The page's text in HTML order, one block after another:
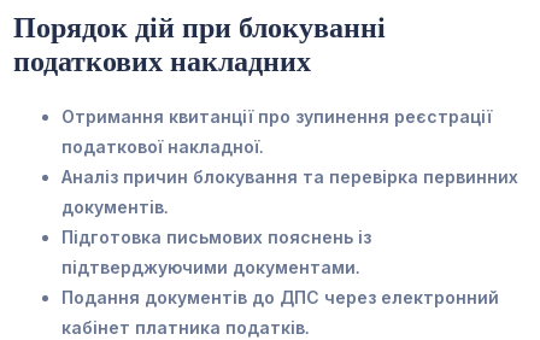
Порядок дій при блокуванні
податкових накладних
Отримання квитанції про зупинення реєстрації
податкової накладної.
Аналіз причин блокування та перевірка первинних
документів.
Підготовка письмових пояснень із
підтверджуючими документами.
Подання документів до ДПС через електронний
кабінет платника податків.